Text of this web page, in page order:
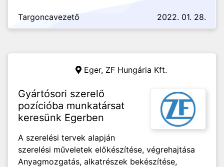
Targoncavezető 2022. 01. 28.
Eger, ZF Hungária Kft.
Gyártósori szerelő
pozícióba munkatársat
keresünk Egerben
A szerelési tervek alapján
szerelési műveletek előkészítése, végrehajtása
Anyagmozgatás, alkatrészek bekészítése,